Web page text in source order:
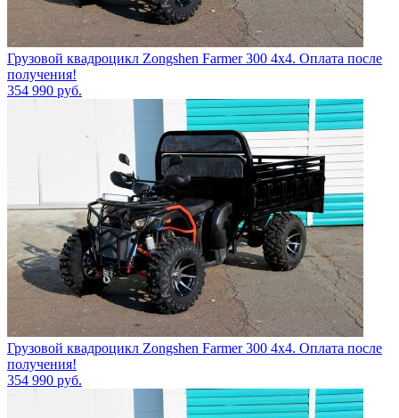
Грузовой квадроцикл Zongshen Farmer 300 4х4. Оплата после
получения!
354 990 руб.
Грузовой квадроцикл Zongshen Farmer 300 4х4. Оплата после
получения!
354 990 руб.